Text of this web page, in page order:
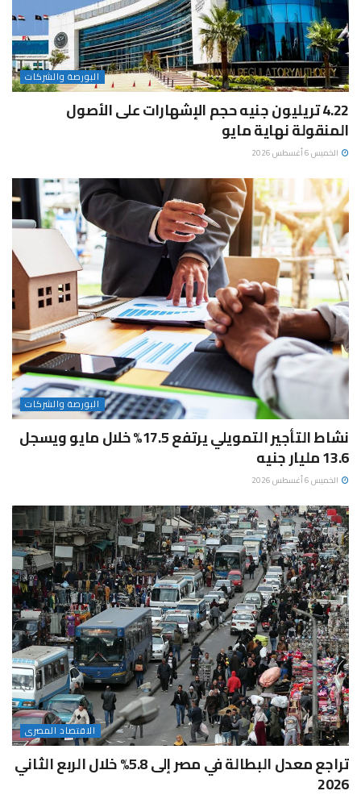
البورصة والشركات
4.22 تريليون جنيه حجم الإشهارات على الأصول
المنقولة نهاية مايو
الخميس 6 أغسطس 2026
البورصة والشركات
نشاط التأجير التمويلي يرتفع 17.5% خلال مايو ويسجل
13.6 مليار جنيه
الخميس 6 أغسطس 2026
الاقتصاد المصرى
تراجع معدل البطالة في مصر إلى 5.8% خلال الربع الثاني
2026